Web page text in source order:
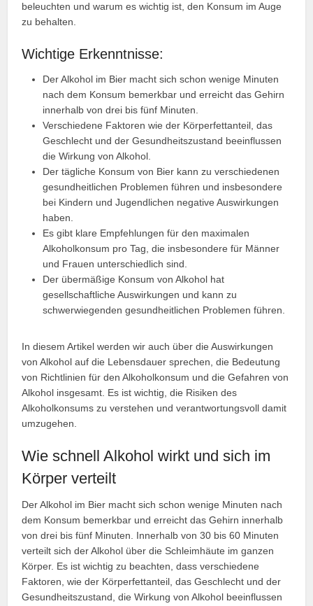
beleuchten und warum es wichtig ist, den Konsum im Auge
zu behalten.
Wichtige Erkenntnisse:
Der Alkohol im Bier macht sich schon wenige Minuten
nach dem Konsum bemerkbar und erreicht das Gehirn
innerhalb von drei bis fünf Minuten.
Verschiedene Faktoren wie der Körperfettanteil, das
Geschlecht und der Gesundheitszustand beeinflussen
die Wirkung von Alkohol.
Der tägliche Konsum von Bier kann zu verschiedenen
gesundheitlichen Problemen führen und insbesondere
bei Kindern und Jugendlichen negative Auswirkungen
haben.
Es gibt klare Empfehlungen für den maximalen
Alkoholkonsum pro Tag, die insbesondere für Männer
und Frauen unterschiedlich sind.
Der übermäßige Konsum von Alkohol hat
gesellschaftliche Auswirkungen und kann zu
schwerwiegenden gesundheitlichen Problemen führen.
In diesem Artikel werden wir auch über die Auswirkungen
von Alkohol auf die Lebensdauer sprechen, die Bedeutung
von Richtlinien für den Alkoholkonsum und die Gefahren von
Alkohol insgesamt. Es ist wichtig, die Risiken des
Alkoholkonsums zu verstehen und verantwortungsvoll damit
umzugehen.
Wie schnell Alkohol wirkt und sich im
Körper verteilt
Der Alkohol im Bier macht sich schon wenige Minuten nach
dem Konsum bemerkbar und erreicht das Gehirn innerhalb
von drei bis fünf Minuten. Innerhalb von 30 bis 60 Minuten
verteilt sich der Alkohol über die Schleimhäute im ganzen
Körper. Es ist wichtig zu beachten, dass verschiedene
Faktoren, wie der Körperfettanteil, das Geschlecht und der
Gesundheitszustand, die Wirkung von Alkohol beeinflussen